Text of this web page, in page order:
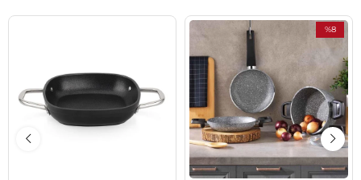
%8
İndirim
%8İndirim